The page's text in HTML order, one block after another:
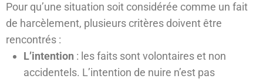
Pour qu’une situation soit considérée comme un fait
de harcèlement, plusieurs critères doivent être
rencontrés :
L’intention : les faits sont volontaires et non
accidentels. L’intention de nuire n’est pas